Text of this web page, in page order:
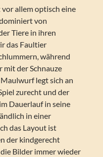
vor allem optisch eine
von
Tiere in ihren
das Faultier
während
mit der Schnauze
legt sich an
zurecht und der
Dauerlauf in seine
in einer
das Layout ist
der kindgerecht
Bilder immer wieder